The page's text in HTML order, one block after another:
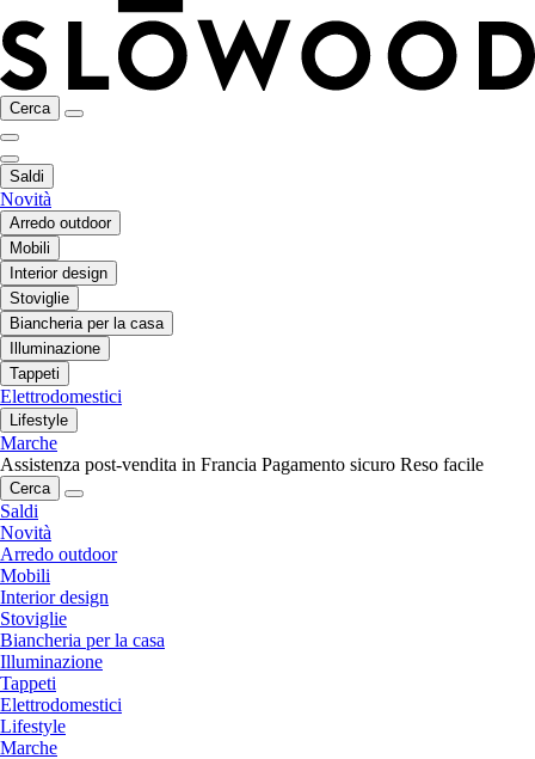
Cerca
Saldi
Novità
Arredo outdoor
Mobili
Interior design
Stoviglie
Biancheria per la casa
Illuminazione
Tappeti
Elettrodomestici
Lifestyle
Marche
Assistenza post-vendita in Francia Pagamento sicuro Reso facile
Cerca
Saldi
Novità
Arredo outdoor
Mobili
Interior design
Stoviglie
Biancheria per la casa
Illuminazione
Tappeti
Elettrodomestici
Lifestyle
Marche